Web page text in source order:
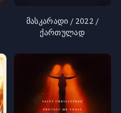
მასკარადი / 2022 /
ქართულად